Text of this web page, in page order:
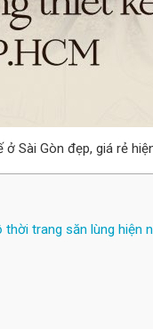
Sài Gòn đẹp, giá rẻ
trang săn lùng hiện